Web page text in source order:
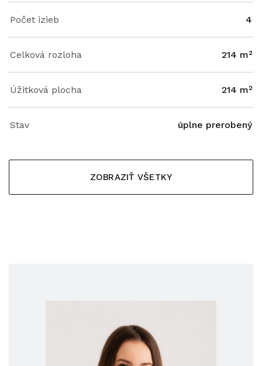
Počet izieb 4
Celková rozloha 214 m²
Úžitková plocha 214 m²
Stav úplne prerobený
ZOBRAZIŤ VŠETKY